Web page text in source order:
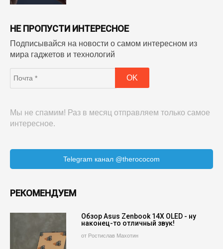
НЕ ПРОПУСТИ ИНТЕРЕСНОЕ
Подписывайся на новости о самом интересном из
мира гаджетов и технологий
Мы не спамим! Раз в месяц отправляем только самое
интересное.
Telegram канал @therococom
РЕКОМЕНДУЕМ
Обзор Asus Zenbook 14X OLED - ну
наконец-то отличный звук!
от Ростислав Махотин